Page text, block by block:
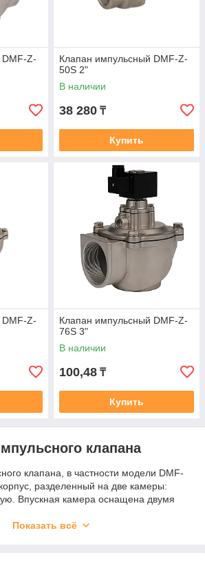
Z-
Клапан импульсный DMF-Z-
50S 2"
В наличии
38 280 ₸
Купить
Z-
Клапан импульсный DMF-Z-
76S 3"
В наличии
100,48 ₸
Купить
клапана
клапана, в частности модели DMF-
разделенный на две камеры:
Впускная камера оснащена двумя
системой продувки фильтров.
Электромагнитный привод, состоящий
за управление мембраной.
Показать всё